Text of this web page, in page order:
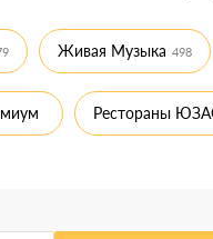
Живая Музыка 498
Рестораны